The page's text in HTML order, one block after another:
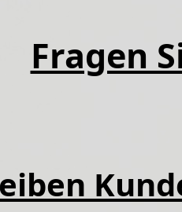
Fragen